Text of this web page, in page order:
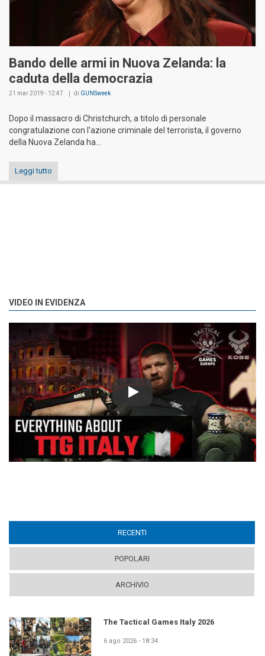
Bando delle armi in Nuova Zelanda: la
caduta della democrazia
21 mar 2019 - 12:47 di GUNSweek
Dopo il massacro di Christchurch, a titolo di personale
congratulazione con l'azione criminale del terrorista, il governo
della Nuova Zelanda ha...
Leggi tutto
VIDEO IN EVIDENZA
Play
RECENTI
POPOLARI
ARCHIVIO
The Tactical Games Italy 2026
6 ago 2026 - 18:34